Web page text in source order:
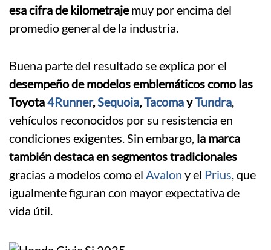
esa cifra de kilometrajemuy por encima del
promedio general de la industria.
Buena parte del resultado se explica por el
desempeño de modelos emblemáticos como las
Toyota4Runner,Sequoia,TacomayTundra,
vehículos reconocidos por su resistencia en
condiciones exigentes. Sin embargo, la marca
también destaca en segmentos tradicionales
gracias a modelos como el Avalon y el Prius, que
igualmente figuran con mayor expectativa de
vida útil.